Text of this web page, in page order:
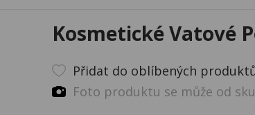
Kosmetické Vatové
Přidat do oblíbených
Foto produktu se může od